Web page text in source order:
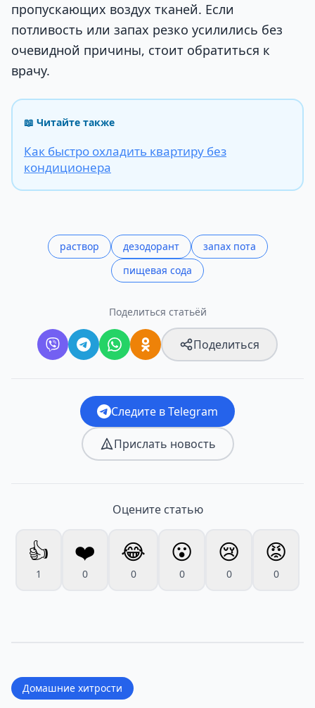
пропускающих воздух тканей. Если
потливость или запах резко усилились без
очевидной причины, стоит обратиться к
врачу.
📖 Читайте также
Как быстро охладить квартиру без
кондиционера
раствор дезодорант
запах пота
пищевая сода
Поделиться статьёй
Поделиться
Следите в Telegram
Прислать новость
Оцените статью
👍
1
❤️
0
😂
0
😮
0
😢
0
😡
0
Домашние хитрости